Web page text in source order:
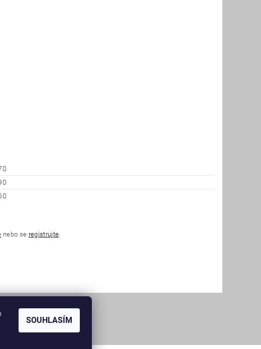
nebo se registrujte.
SOUHLASÍM